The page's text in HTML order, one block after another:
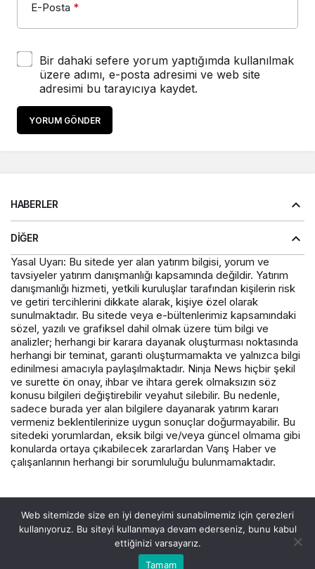
E-Posta *
Bir dahaki sefere yorum yaptığımda kullanılmak
üzere adımı, e-posta adresimi ve web site
adresimi bu tarayıcıya kaydet.
YORUM GÖNDER
HABERLER
DIĞER
Yasal Uyarı: Bu sitede yer alan yatırım bilgisi, yorum ve
tavsiyeler yatırım danışmanlığı kapsamında değildir. Yatırım
danışmanlığı hizmeti, yetkili kuruluşlar tarafından kişilerin risk
ve getiri tercihlerini dikkate alarak, kişiye özel olarak
sunulmaktadır. Bu sitede veya e-bültenlerimiz kapsamındaki
sözel, yazılı ve grafiksel dahil olmak üzere tüm bilgi ve
analizler; herhangi bir karara dayanak oluşturması noktasında
herhangi bir teminat, garanti oluşturmamakta ve yalnızca bilgi
edinilmesi amacıyla paylaşılmaktadır. Ninja News hiçbir şekil
ve surette ön onay, ihbar ve ihtara gerek olmaksızın söz
konusu bilgileri değiştirebilir veyahut silebilir. Bu nedenle,
sadece burada yer alan bilgilere dayanarak yatırım kararı
vermeniz beklentilerinize uygun sonuçlar doğurmayabilir. Bu
sitedeki yorumlardan, eksik bilgi ve/veya güncel olmama gibi
konularda ortaya çıkabilecek zararlardan Varış Haber ve
çalışanlarının herhangi bir sorumluluğu bulunmamaktadır.
Web sitemizde size en iyi deneyimi sunabilmemiz için çerezleri
kullanıyoruz. Bu siteyi kullanmaya devam ederseniz, bunu kabul
ettiğinizi varsayarız.
Tamam